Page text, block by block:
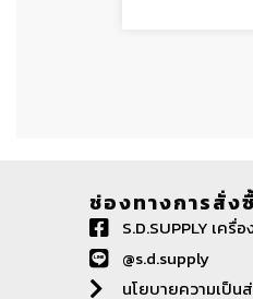
ช่องทางการสั่ง
S.D.SUPPLY เครื่
@s.d.supply
นโยบายความเป็น